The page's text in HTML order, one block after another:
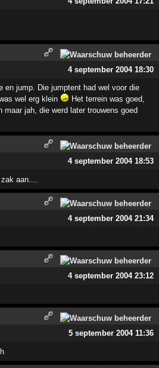
4 september 2004 18:30
en jump. Die jumptent had wel voor die
wel erg klein
Het terrein was goed,
maar jah, die werd later trouwens goed
4 september 2004 18:53
aan....
4 september 2004 21:34
4 september 2004 23:12
5 september 2004 11:36